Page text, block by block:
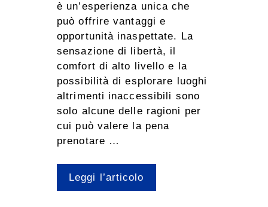
è un’esperienza unica che
può offrire vantaggi e
opportunità inaspettate. La
sensazione di libertà, il
comfort di alto livello e la
possibilità di esplorare luoghi
altrimenti inaccessibili sono
solo alcune delle ragioni per
cui può valere la pena
prenotare …
Leggi l’articolo